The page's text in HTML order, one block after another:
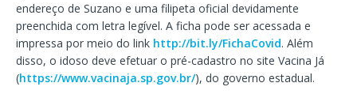
endereço de Suzano e uma filipeta oficial devidamente
preenchida com letra legível. A ficha pode ser acessada e
impressa por meio do link http://bit.ly/FichaCovid. Além
disso, o idoso deve efetuar o pré-cadastro no site Vacina Já
(https://www.vacinaja.sp.gov.br/), do governo estadual.